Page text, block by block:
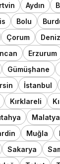
Aydın
Bolu
Çorum
Erzurum
Gümüşhane
İstanbul
Kırklareli
Malatya
Muğla
Sakarya